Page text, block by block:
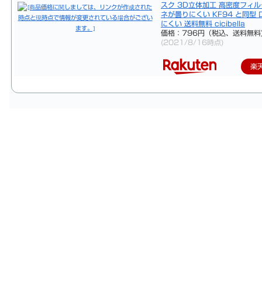
スク 3D立体加工 高密度フィ
ネが曇りにくい KF94 と同型
にくい 送料無料 cicibella
価格：796円（税込、送料無料
(2021/8/16時点)
楽